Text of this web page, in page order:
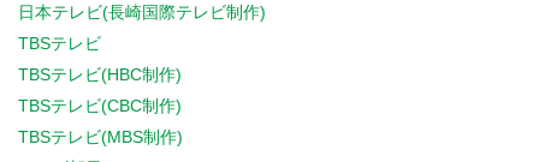
日本テレビ(長崎国際テレビ制作)
TBSテレビ
TBSテレビ(HBC制作)
TBSテレビ(CBC制作)
TBSテレビ(MBS制作)